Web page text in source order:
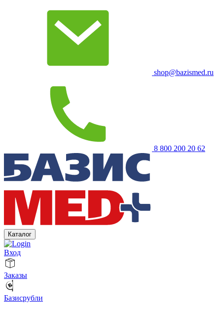
shop@bazismed.ru
8 800 200 20 62
Каталог
Вход
Заказы
Базисрубли